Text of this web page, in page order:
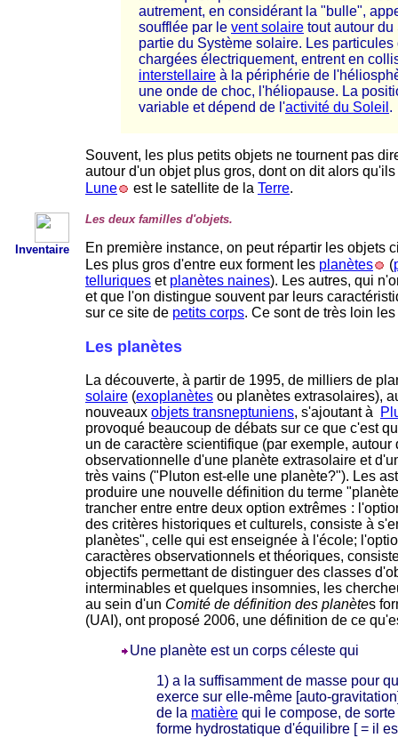
autrement, en considérant la "bulle",
soufflée par le vent solaire tout autour
partie du Système solaire. Les
chargées électriquement, entrent en
interstellaire à la périphérie de
une onde de choc, l'héliopause. La
variable et dépend de l'activité du Soleil .
Souvent, les plus petits objets ne tournent pas
autour d'un objet plus gros, dont on dit alors
Lune
est le satellite de la Terre.
Inventaire
Les deux familles d'objets.
En première instance, on peut répartir les objets
Les plus gros d'entre eux forment les planètes (
telluriques et planètes naines). Les autres, qui
et que l'on distingue souvent par leurs
sur ce site de petits corps. Ce sont de très loin
Les planètes
La découverte, à partir de 1995, de milliers de
solaire (exoplanètes ou planètes extrasolaires),
nouveaux objets transneptuniens, s'ajoutant à
provoqué beaucoup de débats sur ce que c'est
un de caractère scientifique (par exemple, autour
observationnelle d'une planète extrasolaire et
très vains ("Pluton est-elle une planète?"). Les
produire une nouvelle définition du terme
trancher entre entre deux option extrêmes-:
des critères historiques et culturels, consiste à
planètes", celle qui est enseignée à l'école;
caractères observationnels et théoriques,
objectifs permettant de distinguer des classes
interminables et quelques insomnies, les
au sein d'un Comité de définition des planètes
(UAI), ont proposé 2006, une définition de ce
Une planète est un corps céleste qui
1) a la suffisamment de masse pour
exerce sur elle-même [auto-
de la matière qui le compose, de
forme hydrostatique d'équilibre [ = il